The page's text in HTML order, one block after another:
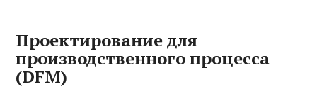
Проектирование для
производственного процесса
(DFM)